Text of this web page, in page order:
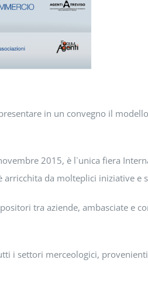
in un convegno il
2015, è l`unica fiera
da molteplici iniziative e
tra aziende, ambasciate e
i settori merceologici,